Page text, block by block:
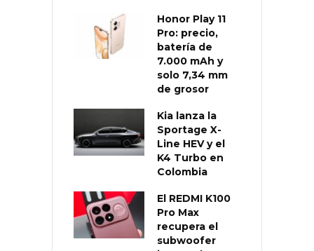
Honor Play 11
Pro: precio,
batería de
7.000 mAh y
solo 7,34 mm
de grosor
Kia lanza la
Sportage X-
Line HEV y el
K4 Turbo en
Colombia
El REDMI K100
Pro Max
recupera el
subwoofer